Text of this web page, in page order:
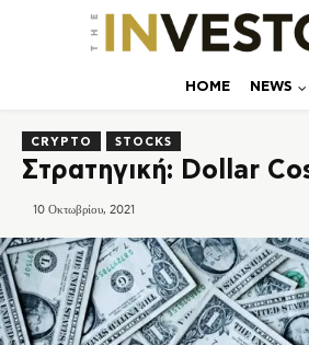
ΗΟΜΕ NEWS
CRYPTO STOCKS
Στρατηγική: Dollar
10 Οκτωβρίου, 2021